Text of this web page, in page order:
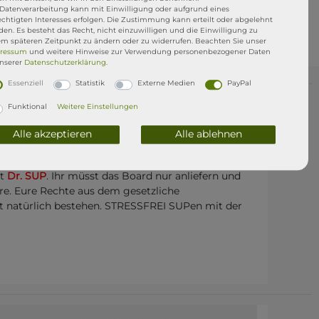
uns gekaufte ISUP kommt mit einer
verursachte Schäden z.B. ihr macht Euch
D-Ring aus, ihr brecht den Finnenkasten usw..
reparieren wir euch das Board kostenlos in
Dr. SUP. Ihr müsst das Board nur anliefern und
Eure Rechte aus dem gesetzliche
bestehen. STRESSFREI SUPen mit der
kann mit Einwilligung oder aufgrund eines
Interesses erfolgen. Die Zustimmung kann erteilt oder abgelehnt
Es besteht das Recht, nicht einzuwilligen und die Einwilligung zu
späteren Zeitpunkt zu ändern oder zu widerrufen. Beachten Sie unser
und weitere Hinweise zur Verwendung personenbezogener Daten
Daten­schutz­erklärung.
Essenziell Statistik Externe Medien PayPal
Funktional Weitere Einstellungen
Alle akzeptieren Alle ablehnen